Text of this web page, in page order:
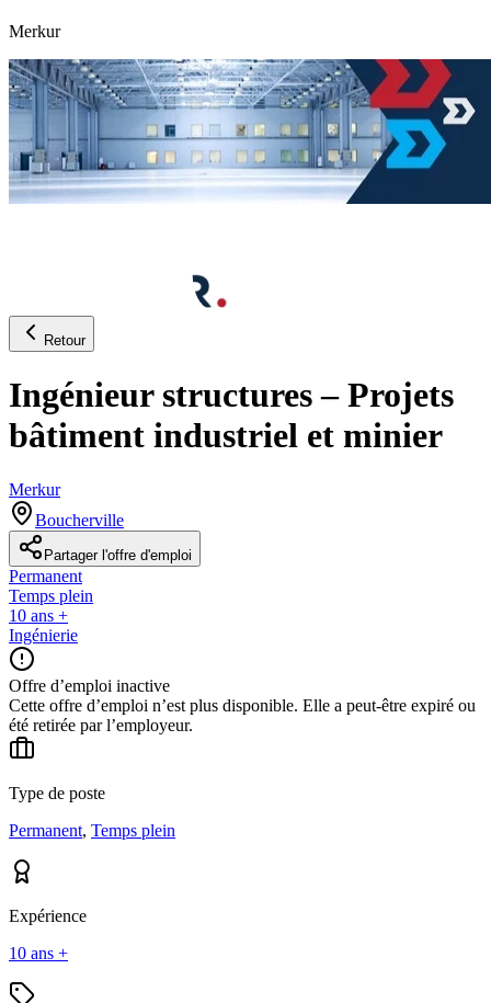
Merkur
Retour
Ingénieur structures – Projets
bâtiment industriel et minier
Merkur
Boucherville
Partager l'offre d'emploi
Permanent
Temps plein
10 ans +
Ingénierie
Offre d’emploi inactive
Cette offre d’emploi n’est plus disponible. Elle a peut-être expiré ou
été retirée par l’employeur.
Type de poste
Permanent, Temps plein
Expérience
10 ans +